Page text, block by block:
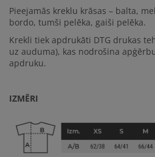
Pieejamās kreklu krāsas – balta,
bordo, tumši pelēka, gaiši pelēka.
Krekli tiek apdrukāti DTG drukas
uz auduma), kas nodrošina
apdruku.
IZMĒRI